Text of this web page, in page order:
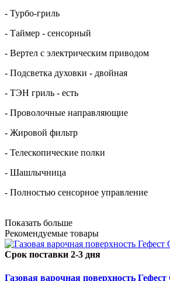
- Турбо-гриль
- Таймер - сенсорный
- Вертел с электрическим приводом
- Подсветка духовки - двойная
- ТЭН гриль - есть
- Проволочные направляющие
- Жировой фильтр
- Телескопические полки
- Шашлычница
- Полностью сенсорное управление
Показать больше
Рекомендуемые товары
Срок поставки 2-3 дня
Газовая варочная поверхность